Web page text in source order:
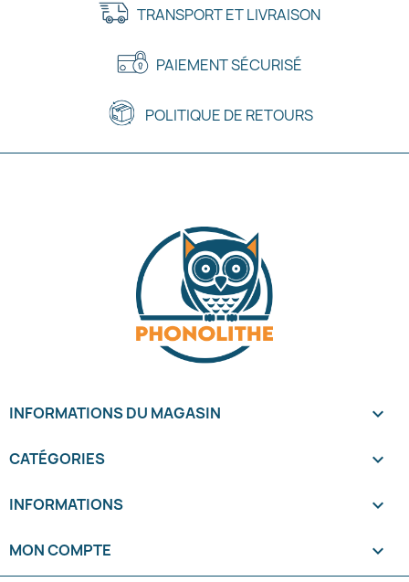
TRANSPORT ET LIVRAISON
PAIEMENT SÉCURISÉ
POLITIQUE DE RETOURS
INFORMATIONS DU MAGASIN keyboard_arrow_down
CATÉGORIES 
INFORMATIONS 
MON COMPTE 